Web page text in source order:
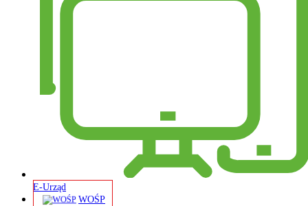
E-Urząd
WOŚP